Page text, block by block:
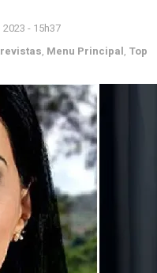
- 15h37
, Menu Principal, Top